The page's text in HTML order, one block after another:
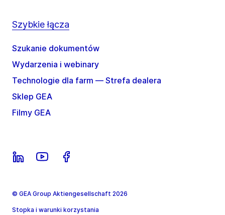
Szybkie łącza
Szukanie dokumentów
Wydarzenia i webinary
Technologie dla farm — Strefa dealera
Sklep GEA
Filmy GEA
© GEA Group Aktiengesellschaft 2026
Stopka i warunki korzystania